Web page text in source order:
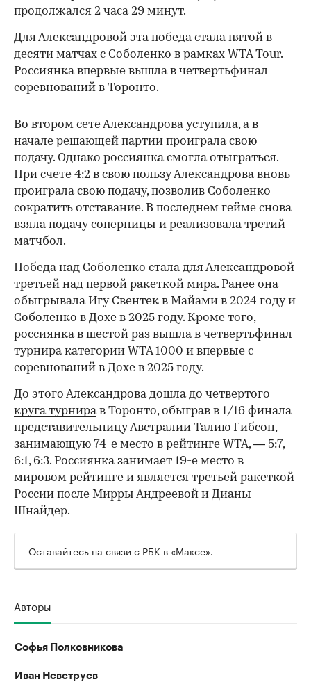
продолжался 2 часа 29 минут.
Для Александровой эта победа стала пятой в
десяти матчах с Соболенко в рамках WTA Tour.
Россиянка впервые вышла в четвертьфинал
соревнований в Торонто.
Во втором сете Александрова уступила, а в
начале решающей партии проиграла свою
подачу. Однако россиянка смогла отыграться.
При счете 4:2 в свою пользу Александрова вновь
проиграла свою подачу, позволив Соболенко
сократить отставание. В последнем гейме снова
взяла подачу соперницы и реализовала третий
матчбол.
Победа над Соболенко стала для Александровой
третьей над первой ракеткой мира. Ранее она
обыгрывала Игу Свентек в Майами в 2024 году и
Соболенко в Дохе в 2025 году. Кроме того,
россиянка в шестой раз вышла в четвертьфинал
турнира категории WTA 1000 и впервые с
соревнований в Дохе в 2025 году.
До этого Александрова дошла до четвертого
круга турнирав Торонто, обыграв в 1/16 финала
представительницу Австралии Талию Гибсон,
занимающую 74-е место в рейтинге WTA, — 5:7,
6:1, 6:3. Россиянка занимает 19-е место в
мировом рейтинге и является третьей ракеткой
России после Мирры Андреевой и Дианы
Шнайдер.
Оставайтесь на связи с РБК в «Максе».
Авторы
Софья Полковникова
Иван Невструев